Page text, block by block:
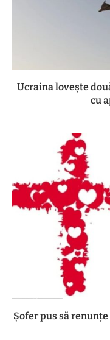
Ucraina lovește
cu
Șofer pus să